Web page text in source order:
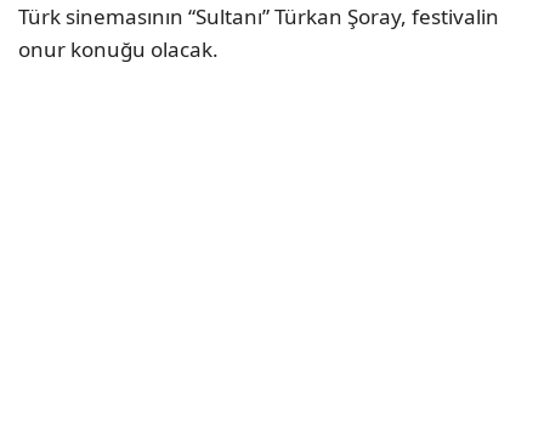
Türk sinemasının “Sultanı” Türkan Şoray, festivalin
onur konuğu olacak.